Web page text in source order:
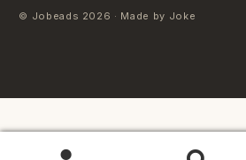
© Jobeads 2026 · Made by Joke